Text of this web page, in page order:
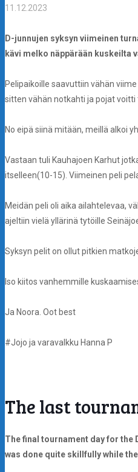
11.12.2023
D-junnujen syksyn viimeinen
kävi melko näppärään kuskeilta
Pelipaikoille saavuttiin vähän
sitten vähän notkahti ja pojat voitti
No eipä siinä mitään, meillä alkoi
Vastaan tuli Kauhajoen Karhut
itselleen(10-15). Viimeinen peli
Meidän peli oli aika ailahtelevaa,
ajeltiin vielä yllärinä tytöille
Syksyn pelit on ollut pitkien
Iso kiitos vanhemmille
Ja Noora. Oot best
#Jojo ja varavalkku Hanna P
The last
The final tournament day for the
was done quite skillfully while